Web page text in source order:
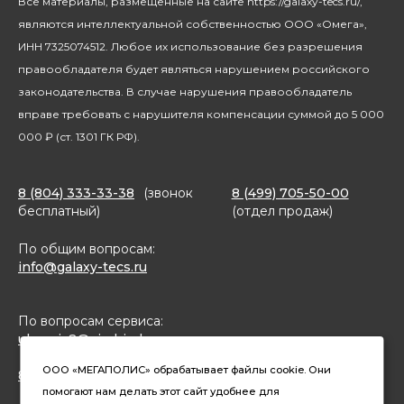
Посуда
Благотворительность
являются интеллектуальной собственностью ООО «Омега»,
ИНН 7325074512. Любое их использование без разрешения
правообладателя будет являться нарушением российского
законодательства. В случае нарушения правообладатель
вправе требовать с нарушителя компенсации суммой до 5 000
000 ₽ (ст. 1301 ГК РФ).
8 (804) 333-33-38
(звонок
бесплатный)
8 (499) 705-50-00
(отдел продаж)
По общим вопросам:
info@galaxy-tecs.ru
По вопросам сервиса:
ulservis2@simbirsk-crown.ru
8(962)633-02-15 (чат в MAX)
ООО «МЕГАПОЛИС» обрабатывает файлы cookie. Они
помогают нам делать этот сайт удобнее для